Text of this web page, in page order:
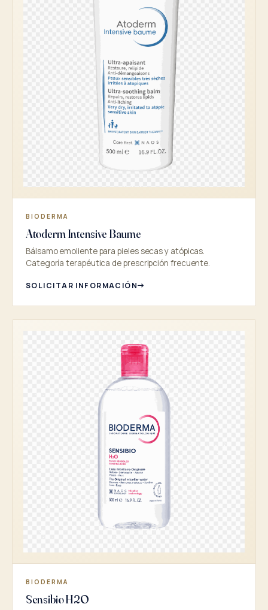
BIODERMA
Atoderm Intensive Baume
Bálsamo emoliente para pieles secas y atópicas.
Categoría terapéutica de prescripción frecuente.
SOLICITAR INFORMACIÓN
BIODERMA
Sensibio H2O